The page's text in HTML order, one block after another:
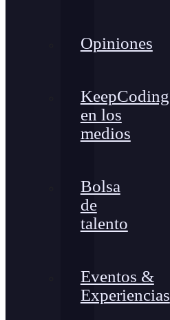
Opiniones
KeepCoding
en los
medios
Bolsa
de
talento
Eventos &
Experiencias